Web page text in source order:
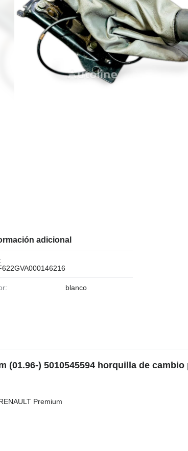
adicional
blanco
) 5010545594 horquilla de cambio
Premium